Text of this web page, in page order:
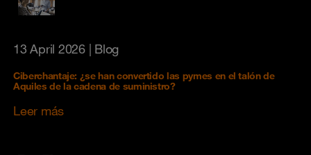
13 April 2026| Blog
Ciberchantaje: ¿se han convertido las pymes en el talón de
Aquiles de la cadena de suministro?
Leer más